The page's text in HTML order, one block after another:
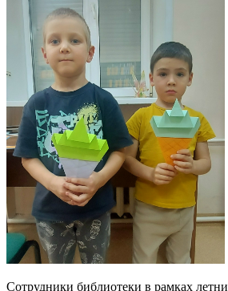
Сотрудники библиотеки в рамках